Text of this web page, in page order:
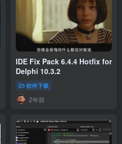
IDE Fix Pack 6.4.4 Hotfix for
Delphi 10.3.2
软件下载
2年前